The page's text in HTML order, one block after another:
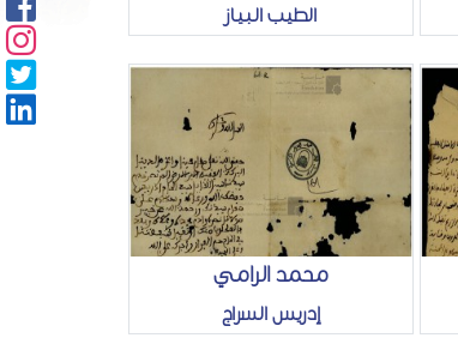
الطيب البياز
محمد الرامي
إدريس السراج